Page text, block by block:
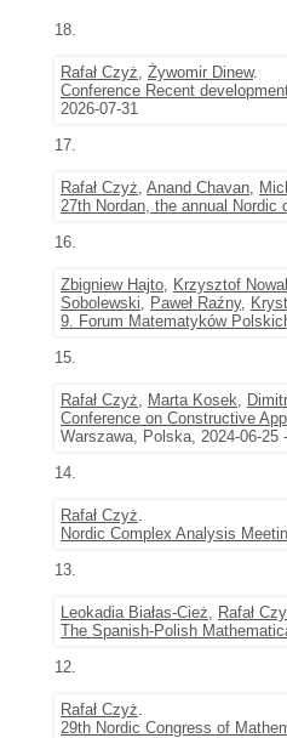
18.
Rafał Czyż, Żywomir Dinew.
Conference Recent
2026-07-31
17.
Rafał Czyż, Anand Chavan,
27th Nordan, the annual
16.
Zbigniew Hajto, Krzysztof
Sobolewski, Paweł Raźny,
9. Forum Matematyków
15.
Rafał Czyż, Marta Kosek,
Conference on Constructive
Warszawa, Polska, 2024-06-25
14.
Rafał Czyż.
Nordic Complex Analysis
13.
Leokadia Białas-Cież, Rafał
The Spanish-Polish
12.
Rafał Czyż.
29th Nordic Congress of